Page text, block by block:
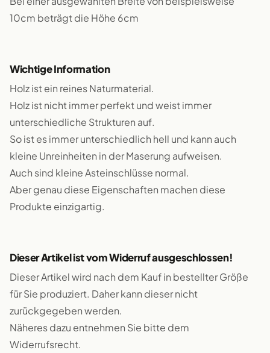
10cm beträgt die Höhe 6cm
Wichtige Information
Holz ist ein reines Naturmaterial.
Holz ist nicht immer perfekt und weist immer
unterschiedliche Strukturen auf.
So ist es immer unterschiedlich hell und kann auch
kleine Unreinheiten in der Maserung aufweisen.
Auch sind kleine Asteinschlüsse normal.
Aber genau diese Eigenschaften machen diese
Produkte einzigartig.
Dieser Artikel ist vom Widerruf ausgeschlossen!
Dieser Artikel wird nach dem Kauf in bestellter Größe
für Sie produziert. Daher kann dieser nicht
zurückgegeben werden.
Näheres dazu entnehmen Sie bitte dem
Widerrufsrecht.